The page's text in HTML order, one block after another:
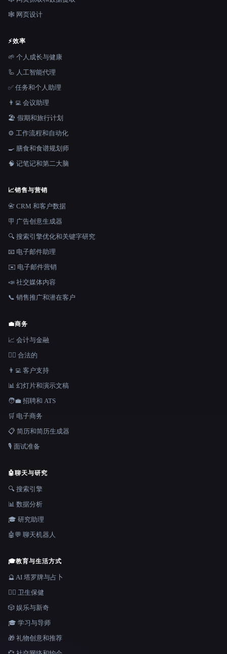
🕸 网页设计
⚡效率
🌱 个人成长与健康
🦾 人工智能代理
✅ 任务和个人助理
👨‍💻 会议助理
🏖 假期和旅行计划
⚙️ 工作流程和自动化
🍳 膳食和食谱规划师
🧠 记笔记和第二大脑
📈销售与营销
📇 CRM 和客户数据
🪧 广告创意生成器
🔍 搜索引擎优化和关键字研究
📧 电子邮件助理
✉️ 电子邮件营销
📣 社交媒体内容
📞 销售推广和潜在客户
💼商务
📈 会计与金融
👩‍⚖️ 合法的
👨‍💻 客户支持
📊 幻灯片和演示文稿
🧑‍💼 招聘和 ATS
🛒 电子商务
📋 简历和简历生成器
🎙️ 面试准备
🤖聊天与研究
🔍 搜索引擎
📊 数据分析
🎓 研究助理
🤖💬 聊天机器人
🎓教育与生活方式
🔮 AI 塔罗牌与占卜
👩‍⚕️ 卫生保健
🎲 娱乐与新奇
🎓 学习与导师
🎁 礼物创意和推荐